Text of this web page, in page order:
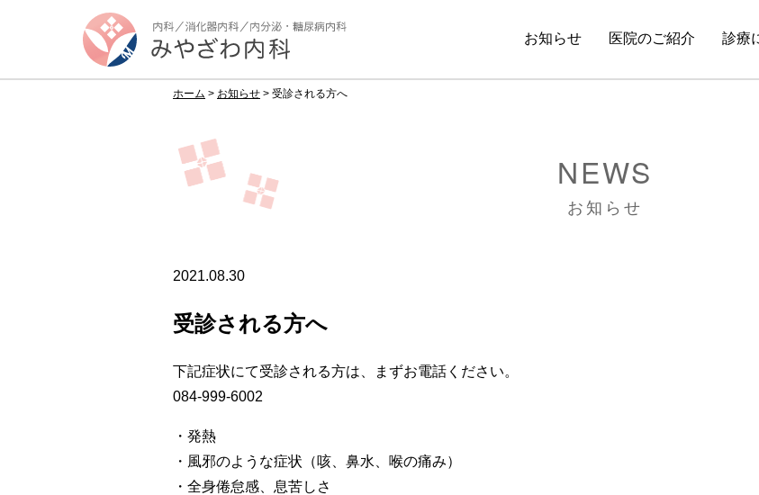
お知らせ 医院のご紹介 診療
ホーム > お知らせ > 受診される方へ
NEWS
お知らせ
2021.08.30
受診される方へ
下記症状にて受診される方は、まずお電話ください。
084-999-6002
・発熱
・風邪のような症状（咳、鼻水、喉の痛み）
・全身倦怠感、息苦しさ